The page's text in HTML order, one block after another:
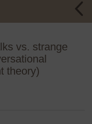
vs. strange
theory)